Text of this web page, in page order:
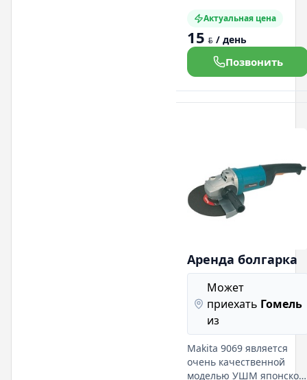
габаритные размеры
110х64х135см.
Подробная информация
на нашем сайте:
Актуальная цена
15 BYN / день
Позвонить
Аренда болгарка
Может
приехать
из
Гомель
Makita 9069 является
очень качественной
моделью УШМ